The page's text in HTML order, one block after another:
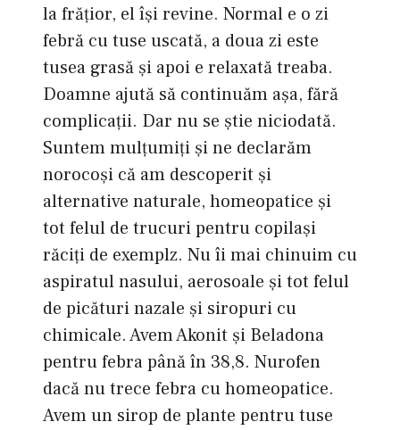
la frățior, el își revine. Normal e o zi
febră cu tuse uscată, a doua zi este
tusea grasă și apoi e relaxată treaba.
Doamne ajută să continuăm aşa, fără
complicații. Dar nu se știe niciodată.
Suntem mulțumiți și ne declarăm
norocoși că am descoperit și
alternative naturale, homeopatice și
tot felul de trucuri pentru copilași
răciți de exemplz. Nu îi mai chinuim cu
aspiratul nasului, aerosoale și tot felul
de picături nazale și siropuri cu
chimicale. Avem Akonit și Beladona
pentru febra până în 38,8. Nurofen
dacă nu trece febra cu homeopatice.
Avem un sirop de plante pentru tuse